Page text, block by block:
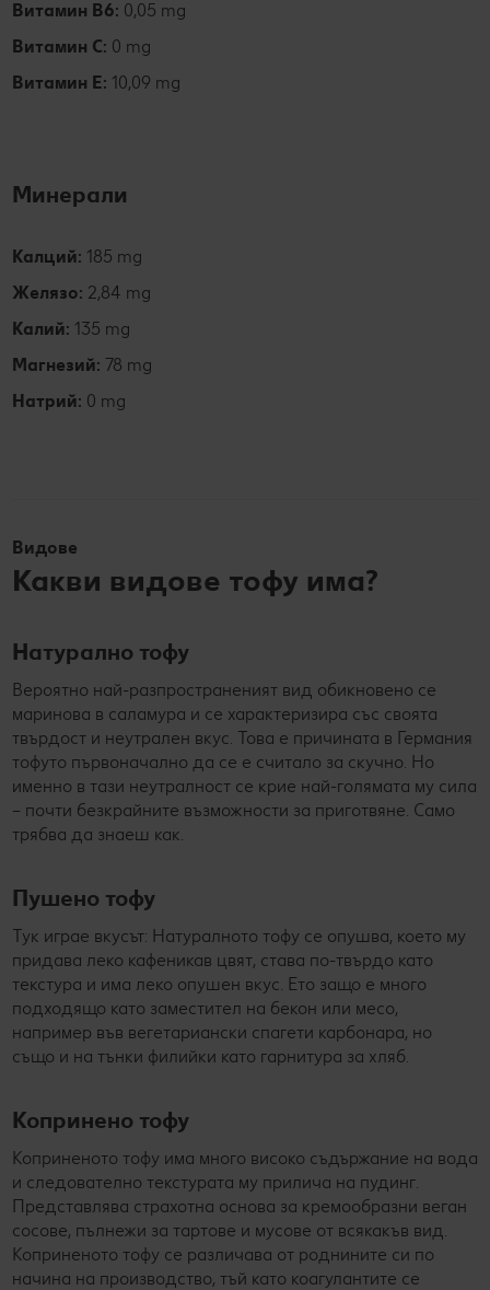
Витамин В6: 0,05 mg
Витамин С: 0 mg
Витамин Е: 10,09 mg
Минерали
Калций: 185 mg
Желязо: 2,84 mg
Калий: 135 mg
Магнезий: 78 mg
Натрий: 0 mg
Видове
Какви видове тофу има?
Натурално тофу
Вероятно най-разпространеният вид обикновено се
маринова в саламура и се характеризира със своята
твърдост и неутрален вкус. Това е причината в Германия
тофуто първоначално да се е считало за скучно. Но
именно в тази неутралност се крие най-голямата му сила
– почти безкрайните възможности за приготвяне. Само
трябва да знаеш как.
Пушено тофу
Тук играе вкусът: Натуралното тофу се опушва, което му
придава леко кафеникав цвят, става по-твърдо като
текстура и има леко опушен вкус. Ето защо е много
подходящо като заместител на бекон или месо,
например във вегетариански спагети карбонара, но
също и на тънки филийки като гарнитура за хляб.
Копринено тофу
Коприненото тофу има много високо съдържание на вода
и следователно текстурата му прилича на пудинг.
Представлява страхотна основа за кремообразни веган
сосове, пълнежи за тартове и мусове от всякакъв вид.
Коприненото тофу се различава от роднините си по
начина на производство, тъй като коагулантите се